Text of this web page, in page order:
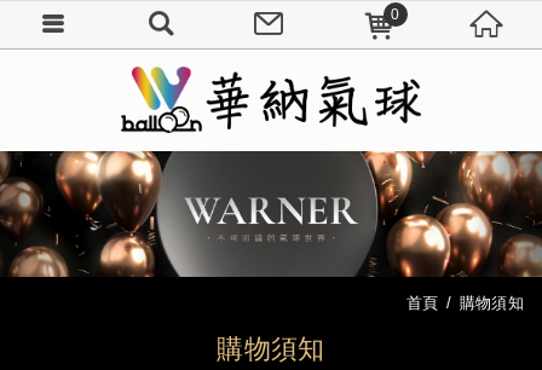
購物須知
首頁 購物須知
0